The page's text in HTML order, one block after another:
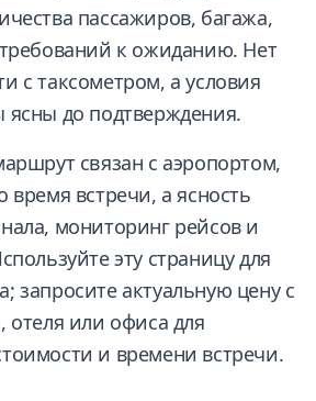
пассажиров, багажа,
к ожиданию. Нет
с таксометром, а условия
до подтверждения.
связан с аэропортом,
время встречи, а ясность
мониторинг рейсов и
эту страницу для
запросите актуальную цену с
отеля или офиса для
и времени встречи.